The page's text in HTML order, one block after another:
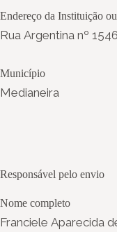
Endereço da Instituição
Rua Argentina nº
Município
Medianeira
Responsável pelo envio
Nome completo
Franciele Aparecida